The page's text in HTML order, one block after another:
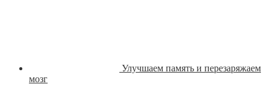
Улучшаем память и перезаряжаем
мозг